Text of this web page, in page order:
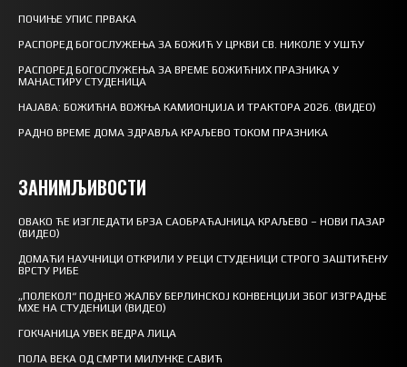
ПОЧИЊЕ УПИС ПРВАКА
РАСПОРЕД БОГОСЛУЖЕЊА ЗА БОЖИЋ У ЦРКВИ СВ. НИКОЛЕ У УШЋУ
РАСПОРЕД БОГОСЛУЖЕЊА ЗА ВРЕМЕ БОЖИЋНИХ ПРАЗНИКА У
МАНАСТИРУ СТУДЕНИЦА
НАЈАВА: БОЖИЋНА ВОЖЊА КАМИОНЏИЈА И ТРАКТОРА 2026. (ВИДЕО)
РАДНО ВРЕМЕ ДОМА ЗДРАВЉА КРАЉЕВО ТОКОМ ПРАЗНИКА
ЗАНИМЉИВОСТИ
ОВАКО ЋЕ ИЗГЛЕДАТИ БРЗА САОБРАЋАЈНИЦА КРАЉЕВО – НОВИ ПАЗАР
(ВИДЕО)
ДОМАЋИ НАУЧНИЦИ ОТКРИЛИ У РЕЦИ СТУДЕНИЦИ СТРОГО ЗАШТИЋЕНУ
ВРСТУ РИБЕ
„ПОЛЕКОЛ“ ПОДНЕО ЖАЛБУ БЕРЛИНСКОЈ КОНВЕНЦИЈИ ЗБОГ ИЗГРАДЊЕ
МХЕ НА СТУДЕНИЦИ (ВИДЕО)
ГОКЧАНИЦА УВЕК ВЕДРА ЛИЦА
ПОЛА ВЕКА ОД СМРТИ МИЛУНКЕ САВИЋ